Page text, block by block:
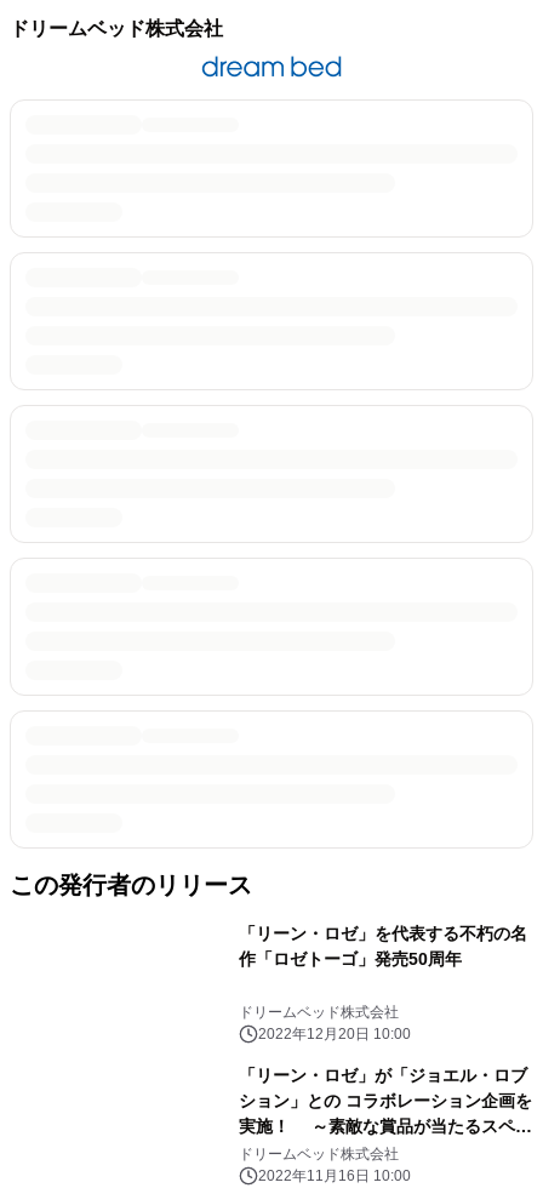
ドリームベッド株式会社
この発行者のリリース
「リーン・ロゼ」を代表する不朽の名
作「ロゼトーゴ」発売50周年
ドリームベッド株式会社
2022年12月20日 10:00
「リーン・ロゼ」が「ジョエル・ロブ
ション」との コラボレーション企画を
実施！ ～素敵な賞品が当たるスペシ
ャル・クリスマスフェア～
ドリームベッド株式会社
2022年11月16日 10:00